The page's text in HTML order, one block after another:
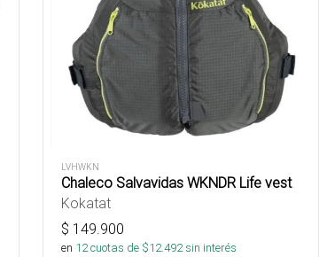
LVHWKN
Chaleco Salvavidas WKNDR Life vest
Kokatat
$ 149.900
en 12cuotas de $12.492sin interés